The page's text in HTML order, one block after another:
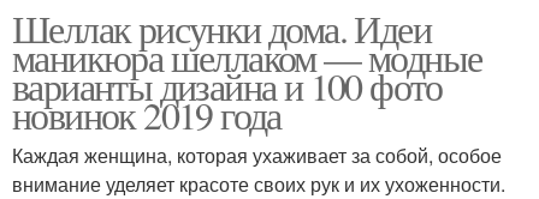
Шеллак рисунки дома. Идеи
маникюра шеллаком — модные
варианты дизайна и 100 фото
новинок 2019 года
Каждая женщина, которая ухаживает за собой, особое
внимание уделяет красоте своих рук и их ухоженности.